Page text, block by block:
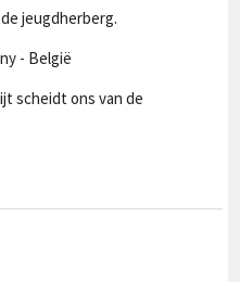
jeugdherberg.
- België
scheidt ons van de